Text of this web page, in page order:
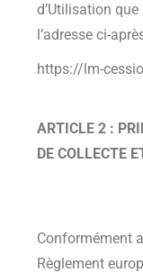
d’Utilisation
l’adresse ci-
https://lm-
ARTICLE 2 :
DE COLLECTE
Conformément
Règlement